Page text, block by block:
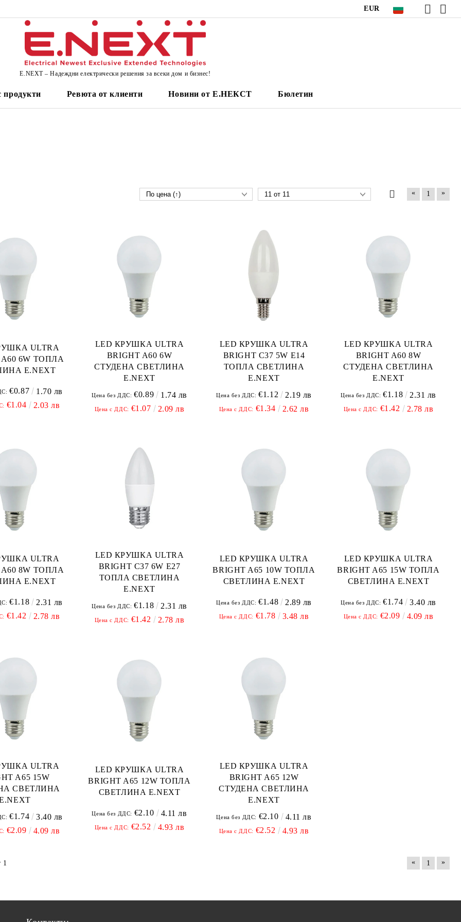
EUR
E.NEXT – Надеждни електрически решения за всеки дом и бизнес!
Ревюта от клиенти Новини от Е.НЕКСТ Бюлетин
«
1 »
ULTRA
A60 6W ТОПЛА
E.NEXT
€0.87 1.70 лв
€1.04 2.03 лв
LED КРУШКА ULTRA
BRIGHT A60 6W
СТУДЕНА СВЕТЛИНА
E.NEXT
Цена без ДДС: €0.89 1.74 лв
Цена с ДДС: €1.07 2.09 лв
LED КРУШКА ULTRA
BRIGHT C37 5W E14
ТОПЛА СВЕТЛИНА
E.NEXT
Цена без ДДС: €1.12 2.19 лв
Цена с ДДС: €1.34 2.62 лв
LED КРУШКА ULTRA
BRIGHT A60 8W
СТУДЕНА СВЕТЛИНА
E.NEXT
Цена без ДДС: €1.18 2.31 лв
Цена с ДДС: €1.42 2.78 лв
ULTRA
A60 8W ТОПЛА
E.NEXT
€1.18 2.31 лв
€1.42 2.78 лв
LED КРУШКА ULTRA
BRIGHT C37 6W E27
ТОПЛА СВЕТЛИНА
E.NEXT
Цена без ДДС: €1.18 2.31 лв
Цена с ДДС: €1.42 2.78 лв
LED КРУШКА ULTRA
BRIGHT A65 10W ТОПЛА
СВЕТЛИНА E.NEXT
Цена без ДДС: €1.48 2.89 лв
Цена с ДДС: €1.78 3.48 лв
LED КРУШКА ULTRA
BRIGHT A65 15W ТОПЛА
СВЕТЛИНА E.NEXT
Цена без ДДС: €1.74 3.40 лв
Цена с ДДС: €2.09 4.09 лв
ULTRA
A65 15W
СВЕТЛИНА
€1.74 3.40 лв
€2.09 4.09 лв
LED КРУШКА ULTRA
BRIGHT A65 12W ТОПЛА
СВЕТЛИНА E.NEXT
Цена без ДДС: €2.10 4.11 лв
Цена с ДДС: €2.52 4.93 лв
LED КРУШКА ULTRA
BRIGHT A65 12W
СТУДЕНА СВЕТЛИНА
E.NEXT
Цена без ДДС: €2.10 4.11 лв
Цена с ДДС: €2.52 4.93 лв
1 « 1 »